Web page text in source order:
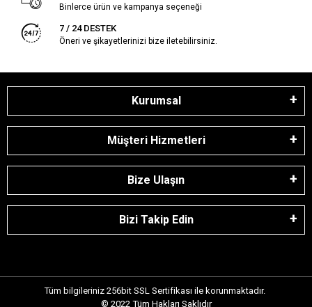
Binlerce ürün ve kampanya seçeneği
7 / 24 DESTEK
Öneri ve şikayetlerinizi bize iletebilirsiniz.
Kurumsal
Müşteri Hizmetleri
Bize Ulaşın
Bizi Takip Edin
Tüm bilgileriniz 256bit SSL Sertifikası ile korunmaktadır.
© 2022 Tüm Hakları Saklıdır